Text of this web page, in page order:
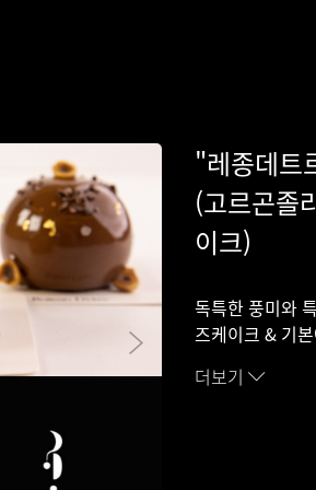
"레종데트
(고르곤졸
이크)
독특한 풍미와
즈케이크 & 기
더보기